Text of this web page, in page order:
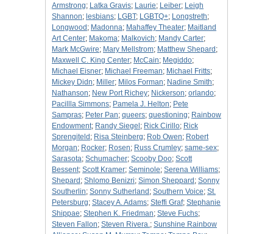
Armstrong; Latka Gravis; Laurie; Leiber; Leigh
Shannon; lesbians; LGBT; LGBTQ+; Longstreth;
Longwood ; Madonna; Mahaffey Theater; Maitland
Art Center; Makoma; Malkovich; Mandy Carter;
Mark McGwire; Mary Mellstrom; Matthew Shepard ;
Maxwell C. King Center; McCain; Megiddo;
Michael Eisner; Michael Freeman; Michael Fritts;
Mickey Didn; Miller; Milos Forman; Nadine Smith;
Nathanson; New Port Richey; Nickerson; orlando;
Pacillla Simmons; Pamela J. Helton; Pete
Sampras; Peter Pan; queers; questioning; Rainbow
Endowment; Randy Siegel ; Rick Cirillo; Rick
Sprengiteld ; Risa Steinberg; Rob Owen; Robert
Morgan; Rocker; Rosen; Russ Crumley; same-sex;
Sarasota; Schumacher; Scooby Doo; Scott
Bessent; Scott Kramer; Seminole; Serena Williams;
Shepard ; Shlomo Benizri; Simon Sheppard ; Sonny
Southerlin; Sonny Sutherland ; Southern Voice; St.
Petersburg; Stacey A. Adams; Steffi Graf; Stephanie
Shippae; Stephen K. Friedman; Steve Fuchs;
Steven Fallon; Steven Rivera.; Sunshine Rainbow